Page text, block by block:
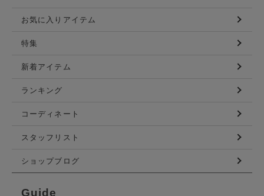
お気に入りアイテム
特集
新着アイテム
ランキング
コーディネート
スタッフリスト
ショップブログ
Guide